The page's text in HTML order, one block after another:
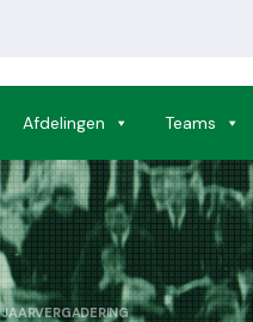
Afdelingen Teams
JAARVERGADERING